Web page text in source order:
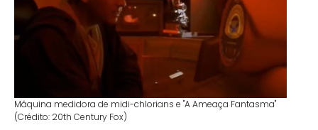
Máquina medidora de midi-chlorians e "A Ameaça Fantasma"
(Crédito: 20th Century Fox)